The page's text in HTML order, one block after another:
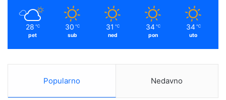
28 ℃
pet
30 ℃
sub
31 ℃
ned
34 ℃
pon
34 ℃
uto
Popularno Nedavno